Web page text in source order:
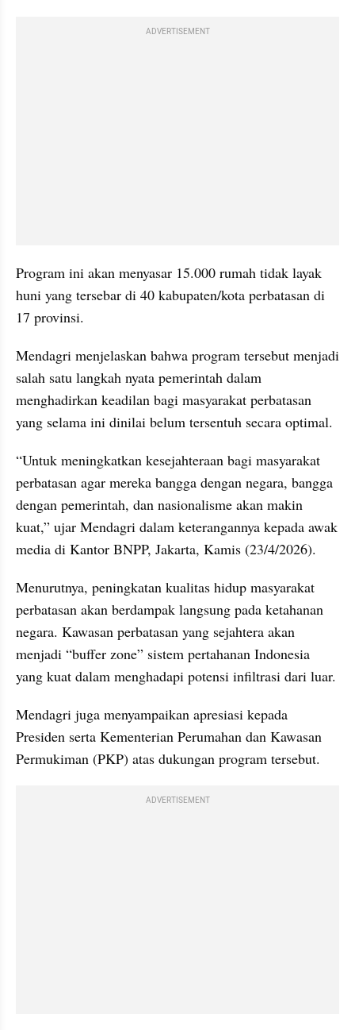
ADVERTISEMENT
Program ini akan menyasar 15.000 rumah tidak layak
huni yang tersebar di 40 kabupaten/kota perbatasan di
17 provinsi.
Mendagri menjelaskan bahwa program tersebut menjadi
salah satu langkah nyata pemerintah dalam
menghadirkan keadilan bagi masyarakat perbatasan
yang selama ini dinilai belum tersentuh secara optimal.
“Untuk meningkatkan kesejahteraan bagi masyarakat
perbatasan agar mereka bangga dengan negara, bangga
dengan pemerintah, dan nasionalisme akan makin
kuat,” ujar Mendagri dalam keterangannya kepada awak
media di Kantor BNPP, Jakarta, Kamis (23/4/2026).
Menurutnya, peningkatan kualitas hidup masyarakat
perbatasan akan berdampak langsung pada ketahanan
negara. Kawasan perbatasan yang sejahtera akan
menjadi “buffer zone” sistem pertahanan Indonesia
yang kuat dalam menghadapi potensi infiltrasi dari luar.
Mendagri juga menyampaikan apresiasi kepada
Presiden serta Kementerian Perumahan dan Kawasan
Permukiman (PKP) atas dukungan program tersebut.
ADVERTISEMENT